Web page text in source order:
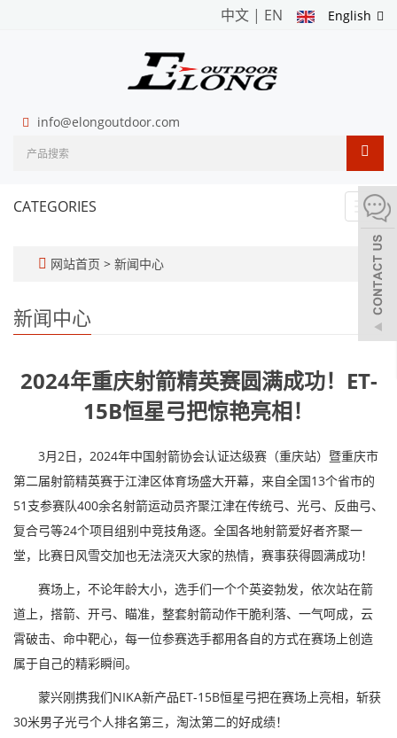
English
中文 | EN
info@elongoutdoor.com
CATEGORIES
网站首页 > 新闻中心
新闻中心
2024年重庆射箭精英赛圆满成功！ET-
15B恒星弓把惊艳亮相！
3月2日，2024年中国射箭协会认证达级赛（重庆站）暨重庆市
第二届射箭精英赛于江津区体育场盛大开幕，来自全国13个省市的
51支参赛队400余名射箭运动员齐聚江津在传统弓、光弓、反曲弓、
复合弓等24个项目组别中竞技角逐。全国各地射箭爱好者齐聚一
堂，比赛日风雪交加也无法浇灭大家的热情，赛事获得圆满成功！
赛场上，不论年龄大小，选手们一个个英姿勃发，依次站在箭
道上，搭箭、开弓、瞄准，整套射箭动作干脆利落、一气呵成，云
霄破击、命中靶心，每一位参赛选手都用各自的方式在赛场上创造
属于自己的精彩瞬间。
蒙兴刚携我们NIKA新产品ET-15B恒星弓把在赛场上亮相，斩获
30米男子光弓个人排名第三，淘汰第二的好成绩！